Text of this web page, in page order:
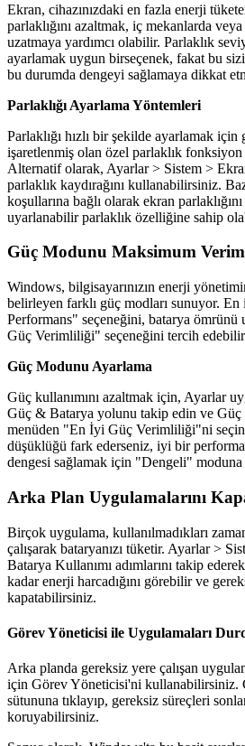
Ekran, cihazınızdaki en fazla enerji
parlaklığını azaltmak, iç mekanlarda
uzatmaya yardımcı olabilir. Parlaklık
ayarlamak uygun birseçenek, fakat bu
bu durumda dengeyi sağlamaya dikkat
Parlaklığı Ayarlama Yöntemleri
Parlaklığı hızlı bir şekilde ayarlamak
işaretlenmiş olan özel parlaklık
Alternatif olarak, Ayarlar > Sistem >
parlaklık kaydırağını kullanabilirsiniz.
koşullarına bağlı olarak ekran
uyarlanabilir parlaklık özelliğine sahip
Güç Modunu Maksimum
Windows, bilgisayarınızın enerji
belirleyen farklı güç modları sunuyor.
Performans" seçeneğini, batarya
Güç Verimliliği" seçeneğini tercih
Güç Modunu Ayarlama
Güç kullanımını azaltmak için, Ayarlar
Güç & Batarya yolunu takip edin ve Güç
menüden "En İyi Güç Verimliliği"ni
düşüklüğü fark ederseniz, iyi bir
dengesi sağlamak için "Dengeli"
Arka Plan Uygulamalarını
Birçok uygulama, kullanılmadıkları
çalışarak bataryanızı tüketir. Ayarlar >
Batarya Kullanımı adımlarını takip
kadar enerji harcadığını görebilir ve
kapatabilirsiniz.
Görev Yöneticisi ile Uygulamaları
Arka planda gereksiz yere çalışan
için Görev Yöneticisi'ni kullanabilirsiniz.
sütununa tıklayıp, gereksiz süreçleri
koruyabilirsiniz.